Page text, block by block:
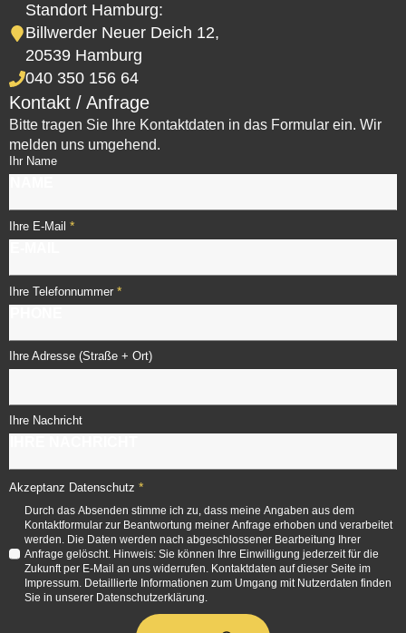
Standort Hamburg:
Billwerder Neuer Deich 12,
20539 Hamburg
040 350 156 64
Kontakt / Anfrage
Bitte tragen Sie Ihre Kontaktdaten in das Formular ein. Wir
melden uns umgehend.
Ihr Name
Ihre E-Mail *
Ihre Telefonnummer *
Ihre Adresse (Straße + Ort)
Ihre Nachricht
Akzeptanz Datenschutz *
Durch das Absenden stimme ich zu, dass meine Angaben aus dem
Kontaktformular zur Beantwortung meiner Anfrage erhoben und verarbeitet
werden. Die Daten werden nach abgeschlossener Bearbeitung Ihrer
Anfrage gelöscht. Hinweis: Sie können Ihre Einwilligung jederzeit für die
Zukunft per E-Mail an uns widerrufen. Kontaktdaten auf dieser Seite im
Impressum. Detaillierte Informationen zum Umgang mit Nutzerdaten finden
Sie in unserer Datenschutzerklärung.